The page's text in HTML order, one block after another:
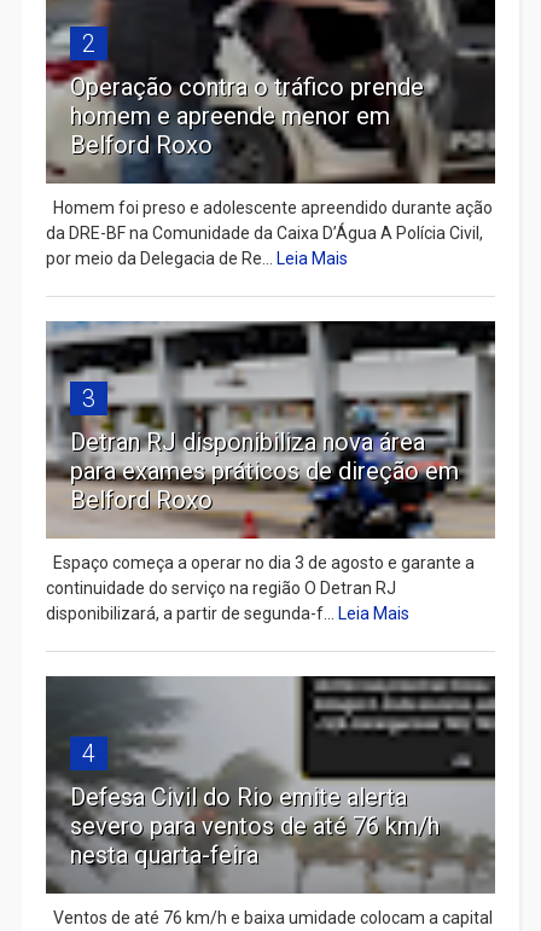
2
Operação contra o tráfico prende
homem e apreende menor em
Belford Roxo
Homem foi preso e adolescente apreendido durante ação
da DRE-BF na Comunidade da Caixa D’Água A Polícia Civil,
por meio da Delegacia de Re...
Leia Mais
3
Detran RJ disponibiliza nova área
para exames práticos de direção em
Belford Roxo
Espaço começa a operar no dia 3 de agosto e garante a
continuidade do serviço na região O Detran RJ
disponibilizará, a partir de segunda-f...
Leia Mais
4
Defesa Civil do Rio emite alerta
severo para ventos de até 76 km/h
nesta quarta-feira
Ventos de até 76 km/h e baixa umidade colocam a capital